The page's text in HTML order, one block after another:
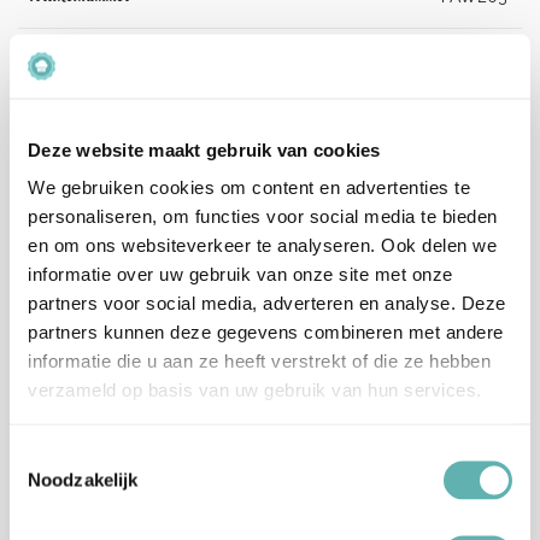
Deze website maakt gebruik van cookies
We gebruiken cookies om content en advertenties te
personaliseren, om functies voor social media te bieden
en om ons websiteverkeer te analyseren. Ook delen we
informatie over uw gebruik van onze site met onze
partners voor social media, adverteren en analyse. Deze
partners kunnen deze gegevens combineren met andere
informatie die u aan ze heeft verstrekt of die ze hebben
verzameld op basis van uw gebruik van hun services.
Noodzakelijk
EAN
Er zijn nog geen beoordelingen.
Enkel ingelogde klanten die dit product gekocht hebben,
kunnen een beoordeling schrijven.
Op werkdagen (maandag tot vrijdag) geldt: voor 15:00 besteld
Let op, het is erg druk bij PostNL.
(langere levertijden), wij vragen je hiermee rekening te houden